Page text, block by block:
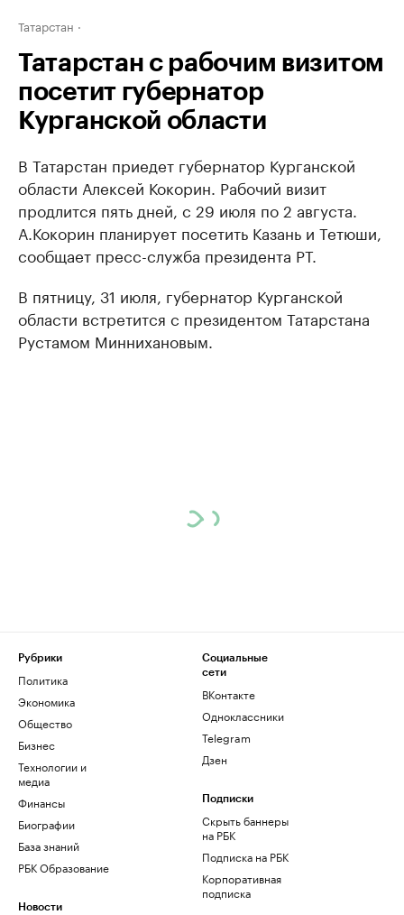
Татарстан
Татарстан с рабочим визитом
посетит губернатор
Курганской области
В Татарстан приедет губернатор Курганской
области Алексей Кокорин. Рабочий визит
продлится пять дней, с 29 июля по 2 августа.
А.Кокорин планирует посетить Казань и Тетюши,
сообщает пресс-служба президента РТ.
В пятницу, 31 июля, губернатор Курганской
области встретится с президентом Татарстана
Рустамом Миннихановым.
Рубрики
Политика
Экономика
Общество
Бизнес
Технологии и
медиа
Финансы
Биографии
База знаний
РБК Образование
Новости
Социальные
сети
ВКонтакте
Одноклассники
Telegram
Дзен
Подписки
Скрыть баннеры
на РБК
Подписка на РБК
Корпоративная
подписка